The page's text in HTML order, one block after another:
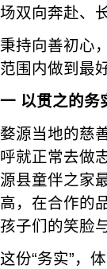
场双向奔赴、
秉持向善初心
范围内做到最好
一 以贯之的务
婺源当地的慈
呼就正常去做
源县童伴之家
高，在合作的
孩子们的笑脸
这份“务实”，